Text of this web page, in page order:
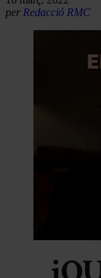
per Redacció RMC